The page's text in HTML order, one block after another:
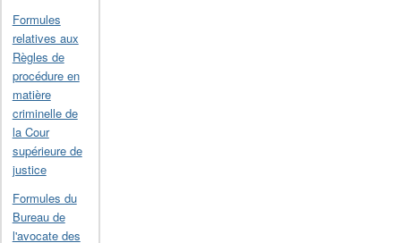
Formules
relatives aux
Règles de
procédure en
matière
criminelle de
la Cour
supérieure de
justice
Formules du
Bureau de
l'avocate des